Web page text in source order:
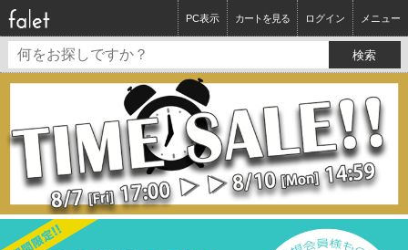
ログイン メニュー
カートを見る
PC表示